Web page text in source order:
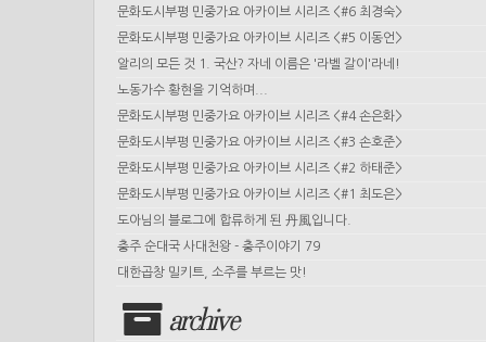
문화도시부평 민중가요 아카이브 시리즈 <#6 최경숙>
문화도시부평 민중가요 아카이브 시리즈 <#5 이동언>
알리의 모든 것 1. 국산? 자네 이름은 '라벨 갈이'라네!
노동가수 황현을 기억하며...
문화도시부평 민중가요 아카이브 시리즈 <#4 손은화>
문화도시부평 민중가요 아카이브 시리즈 <#3 손호준>
문화도시부평 민중가요 아카이브 시리즈 <#2 하태준>
문화도시부평 민중가요 아카이브 시리즈 <#1 최도은>
도아님의 블로그에 합류하게 된 丹風입니다.
충주 순대국 사대천왕 - 충주이야기 79
대한곱창 밀키트, 소주를 부르는 맛!
archive